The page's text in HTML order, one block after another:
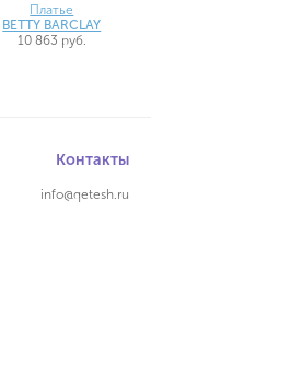
Платье
BETTY BARCLAY
10 863 руб.
Контакты
info@qetesh.ru